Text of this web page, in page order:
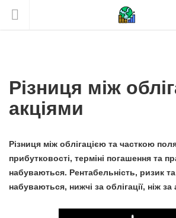
Різниця між
акціями
Різниця між облігацією та часткою
прибутковості, терміні погашення та
набуваються. Рентабельність, ризик
набуваються, нижчі за облігації, ніж за